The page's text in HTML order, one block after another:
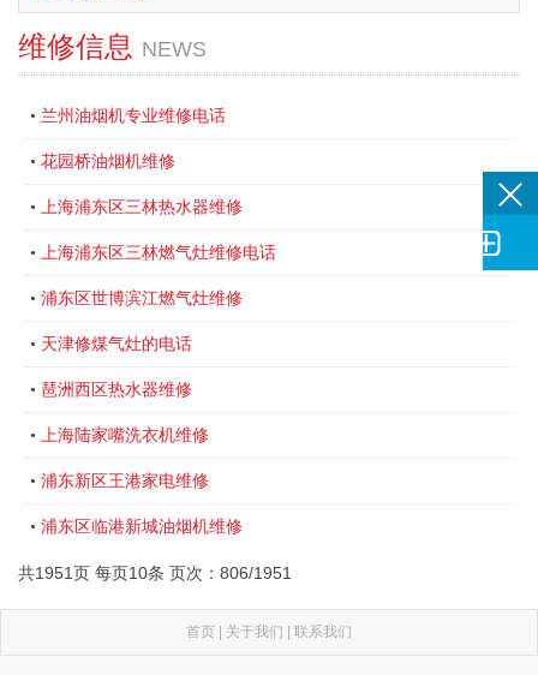
维修信息 NEWS
• 兰州油烟机专业维修电话
• 花园桥油烟机维修
• 上海浦东区三林热水器维修
• 上海浦东区三林燃气灶维修电话
• 浦东区世博滨江燃气灶维修
• 天津修煤气灶的电话
• 琶洲西区热水器维修
• 上海陆家嘴洗衣机维修
• 浦东新区王港家电维修
• 浦东区临港新城油烟机维修
共1951页 每页10条 页次：806/1951
首页 | 关于我们 | 联系我们
